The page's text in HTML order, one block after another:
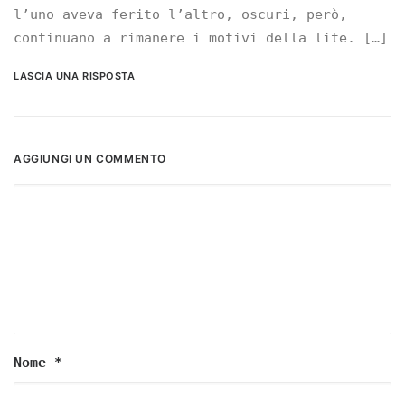
l’uno aveva ferito l’altro, oscuri, però,
continuano a rimanere i motivi della lite. […]
LASCIA UNA RISPOSTA
AGGIUNGI UN COMMENTO
Nome *